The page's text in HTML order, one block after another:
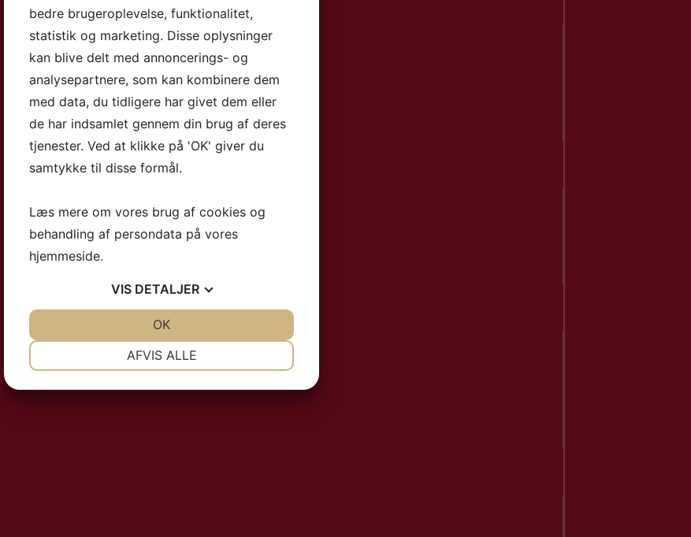
bedre brugeroplevelse, funktionalitet,
statistik og marketing. Disse oplysninger
kan blive delt med annoncerings- og
analysepartnere, som kan kombinere dem
med data, du tidligere har givet dem eller
de har indsamlet gennem din brug af deres
tjenester. Ved at klikke på 'OK' giver du
samtykke til disse formål.
Læs mere om vores brug af cookies og
behandling af persondata på vores
hjemmeside.
VIS DETALJER
AFVIS ALLE
OK